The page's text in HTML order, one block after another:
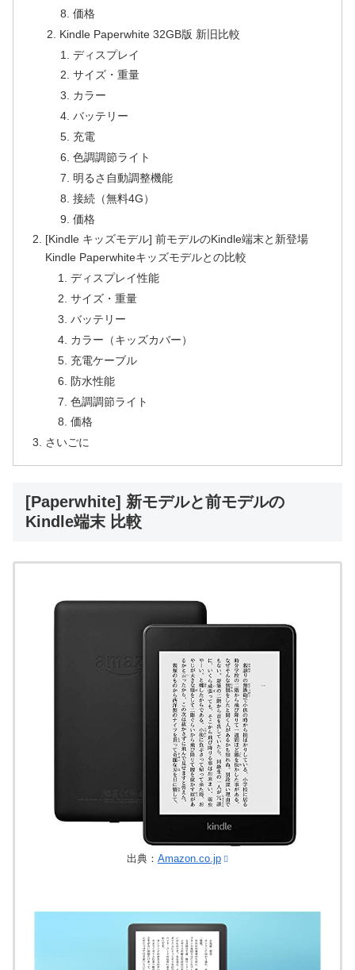
価格
Kindle Paperwhite 32GB版 新旧比較
ディスプレイ
サイズ・重量
カラー
バッテリー
充電
色調調節ライト
明るさ自動調整機能
接続（無料4G）
価格
[Kindle キッズモデル] 前モデルのKindle端末と新登場
Kindle Paperwhiteキッズモデルとの比較
ディスプレイ性能
サイズ・重量
バッテリー
カラー（キッズカバー）
充電ケーブル
防水性能
色調調節ライト
価格
さいごに
[Paperwhite] 新モデルと前モデルの
Kindle端末 比較
出典： Amazon.co.jp